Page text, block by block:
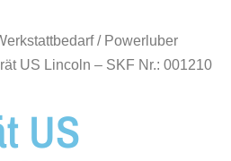
/ Powerluber
US Lincoln – SKF Nr.: 001210
US